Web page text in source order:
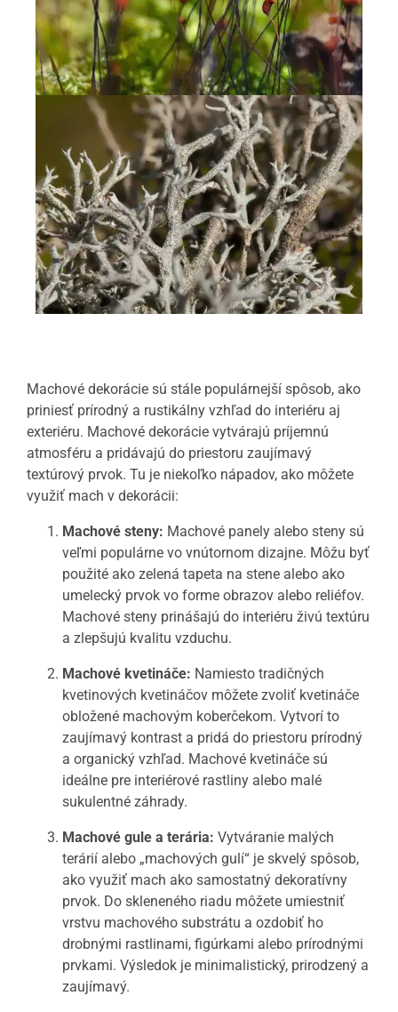
Machové dekorácie sú stále populárnejší spôsob, ako
priniesť prírodný a rustikálny vzhľad do interiéru aj
exteriéru. Machové dekorácie vytvárajú príjemnú
atmosféru a pridávajú do priestoru zaujímavý
textúrový prvok. Tu je niekoľko nápadov, ako môžete
využiť mach v dekorácii:
Machové steny: Machové panely alebo steny sú
veľmi populárne vo vnútornom dizajne. Môžu byť
použité ako zelená tapeta na stene alebo ako
umelecký prvok vo forme obrazov alebo reliéfov.
Machové steny prinášajú do interiéru živú textúru
a zlepšujú kvalitu vzduchu.
Machové kvetináče: Namiesto tradičných
kvetinových kvetináčov môžete zvoliť kvetináče
obložené machovým koberčekom. Vytvorí to
zaujímavý kontrast a pridá do priestoru prírodný
a organický vzhľad. Machové kvetináče sú
ideálne pre interiérové ​​rastliny alebo malé
sukulentné záhrady.
Machové gule a terária: Vytváranie malých
terárií alebo „machových gulí“ je skvelý spôsob,
ako využiť mach ako samostatný dekoratívny
prvok. Do skleneného riadu môžete umiestniť
vrstvu machového substrátu a ozdobiť ho
drobnými rastlinami, figúrkami alebo prírodnými
prvkami. Výsledok je minimalistický, prirodzený a
zaujímavý.